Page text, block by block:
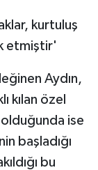
kurtuluş
etmiştir'
Aydın,
kılan özel
ise
başladığı
bu